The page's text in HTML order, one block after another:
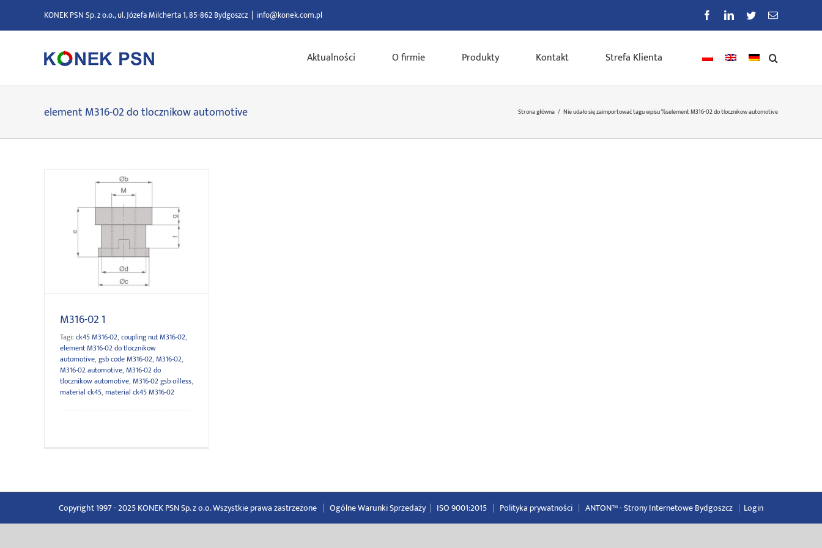
zawartości
KONEK PSN Sp. z o.o., ul. Józefa Milcherta 1, 85-862 Bydgoszcz | info@konek.com.pl FacebookLinkedIn
TwitterE-
Aktualności O firmie Produkty Kontakt Strefa Klienta
element M316-02 do tlocznikow automotive Strona główna / Nie udało się zaimportować tagu wpisu %selement M316-02 do tlocznikow automotive
M316-02 1
M316-02 1
Tagi: ck45 M316-02, coupling nut M316-02,
element M316-02 do tlocznikow
automotive, gsb code M316-02, M316-02,
M316-02 automotive, M316-02 do
tlocznikow automotive, M316-02 gsb oilless,
material ck45, material ck45 M316-02
Copyright 1997 - 2025 KONEK PSN Sp. z o.o. Wszystkie prawa zastrzeżone | Ogólne Warunki Sprzedaży | ISO 9001:2015 | Polityka prywatności | ANTON™ -Strony Internetowe Bydgoszcz | Login